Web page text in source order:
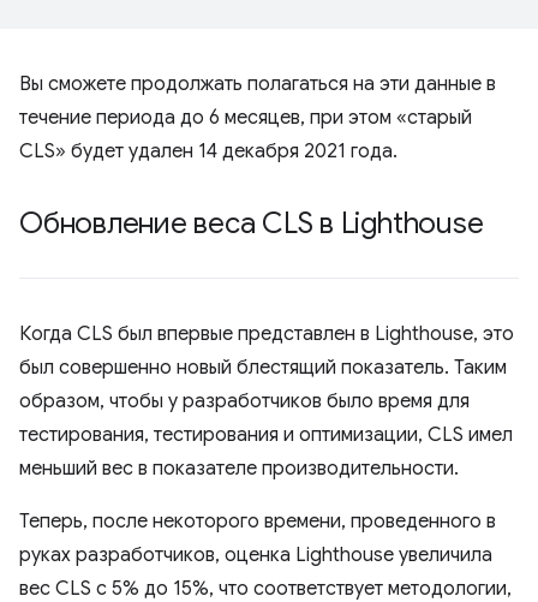
Вы сможете продолжать полагаться на эти данные в
течение периода до 6 месяцев, при этом «старый
CLS» будет удален 14 декабря 2021 года.
Обновление веса CLS в Lighthouse
Когда CLS был впервые представлен в Lighthouse, это
был совершенно новый блестящий показатель. Таким
образом, чтобы у разработчиков было время для
тестирования, тестирования и оптимизации, CLS имел
меньший вес в показателе производительности.
Теперь, после некоторого времени, проведенного в
руках разработчиков, оценка Lighthouse увеличила
вес CLS с 5% до 15%, что соответствует методологии,